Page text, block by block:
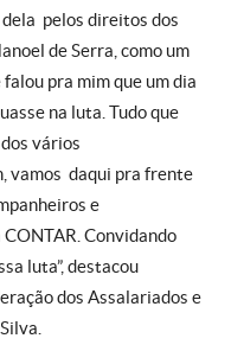
pelos direitos dos
de Serra, como um
pra mim que um dia
na luta. Tudo que
vários
vamos daqui pra frente
e
Convidando
luta”, destacou
dos Assalariados e